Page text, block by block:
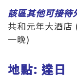
該區其他可接待
共和元年大酒
一晚)
地點: 達日